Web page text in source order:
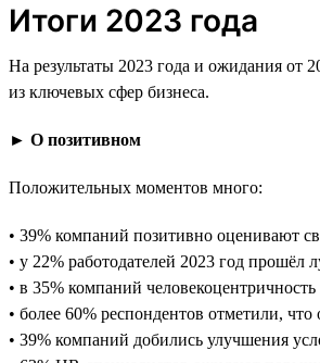
Итоги 2023 года
На результаты 2023 года и ожидания от
из ключевых сфер бизнеса.
► О позитивном
Положительных моментов много:
• 39% компаний позитивно оценивают
• у 22% работодателей 2023 год
• в 35% компаний
• более 60% респондентов отметили,
• 39% компаний добились улучшения